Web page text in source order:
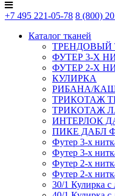
+7 495 221-05-78 8 (800)
Каталог тканей
ТРЕНДОВЫЙ
ФУТЕР 3-Х
ФУТЕР 2-Х
КУЛИРКА
РИБАНА/
ТРИКОТАЖ
ТРИКОТАЖ
ИНТЕРЛОК
ПИКЕ ДАБЛ
Футер 3-х
Футер 3-х
Футер 2-х
Футер 2-х
30/1 Кулирка с